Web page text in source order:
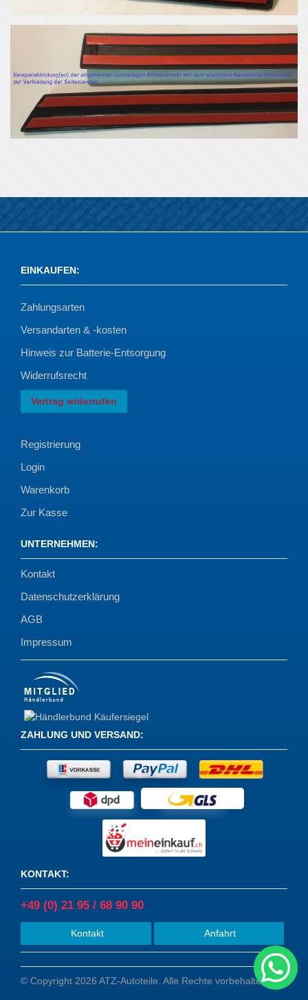
EINKAUFEN:
Zahlungsarten
Versandarten & -kosten
Hinweis zur Batterie-Entsorgung
Widerrufsrecht
Vertrag widerrufen
Registrierung
Login
Warenkorb
Zur Kasse
UNTERNEHMEN:
Kontakt
Datenschutzerklärung
AGB
Impressum
ZAHLUNG UND VERSAND:
KONTAKT:
+49 (0) 21 95 / 68 90 90
Kontakt Anfahrt
© Copyright 2026 ATZ-Autoteile. Alle Rechte vorbehalten.